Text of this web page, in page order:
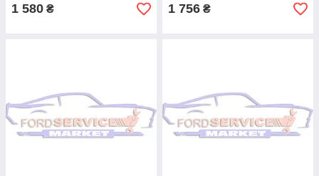
1 580 ₴ 1 756 ₴